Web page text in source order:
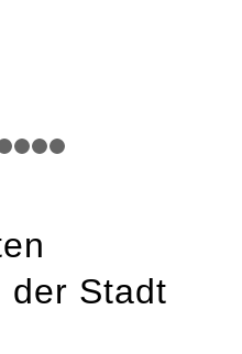
der Stadt